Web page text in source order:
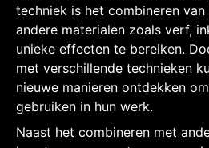
techniek is het combineren
andere materialen zoals verf,
unieke effecten te bereiken.
met verschillende technieken
nieuwe manieren ontdekken
gebruiken in hun werk.
Naast het combineren met